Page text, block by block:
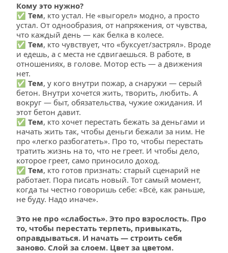
Кому это нужно?
✅ Тем, кто устал. Не «выгорел» модно, а просто
устал. От однообразия, от напряжения, от чувства,
что каждый день — как белка в колесе.
✅ Тем, кто чувствует, что «буксует/застрял». Вроде
и едешь, а с места не сдвигаешься. В работе, в
отношениях, в голове. Мотор есть — а движения
нет.
✅ Тем, у кого внутри пожар, а снаружи — серый
бетон. Внутри хочется жить, творить, любить. А
вокруг — быт, обязательства, чужие ожидания. И
этот бетон давит.
✅ Тем, кто хочет перестать бежать за деньгами и
начать жить так, чтобы деньги бежали за ним. Не
про «легко разбогатеть». Про то, чтобы перестать
тратить жизнь на то, что не греет. И чтобы дело,
которое греет, само приносило доход.
✅ Тем, кто готов признать: старый сценарий не
работает. Пора писать новый. Тот самый момент,
когда ты честно говоришь себе: «Всё, как раньше,
не буду. Надо иначе».
Это не про «слабость». Это про взрослость. Про
то, чтобы перестать терпеть, привыкать,
оправдываться. И начать — строить себя
заново. Слой за слоем. Цвет за цветом.